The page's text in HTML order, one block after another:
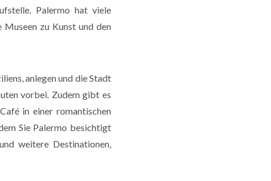
Palermo hat viele
Museen zu Kunst und den
anlegen und die Stadt
vorbei. Zudem gibt es
in einer romantischen
Sie Palermo besichtigt
weitere Destinationen,